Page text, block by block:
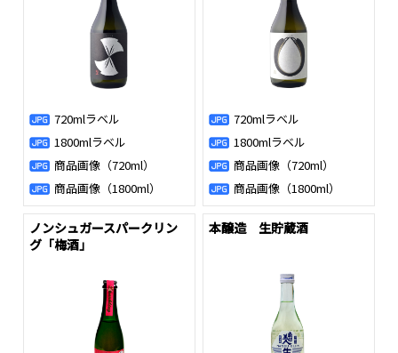
720mlラベル
1800mlラベル
商品画像（720ml）
商品画像（1800ml）
720mlラベル
1800mlラベル
商品画像（720ml）
商品画像（1800ml）
ノンシュガースパークリン
グ「梅酒」
本醸造 生貯蔵酒